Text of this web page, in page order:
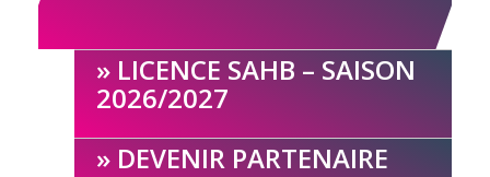
LICENCE SAHB – SAISON
2026/2027
DEVENIR PARTENAIRE